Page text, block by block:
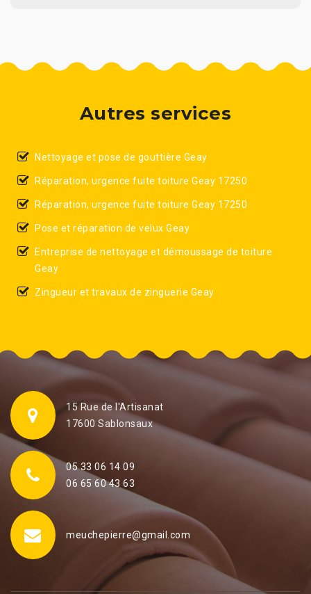
Autres services
Nettoyage et pose de gouttière Geay
Réparation, urgence fuite toiture Geay 17250
Réparation, urgence fuite toiture Geay 17250
Pose et réparation de velux Geay
Entreprise de nettoyage et démoussage de toiture
Geay
Zingueur et travaux de zinguerie Geay
15 Rue de l'Artisanat
17600 Sablonsaux
05 33 06 14 09
06 65 60 43 63
meuchepierre@gmail.com